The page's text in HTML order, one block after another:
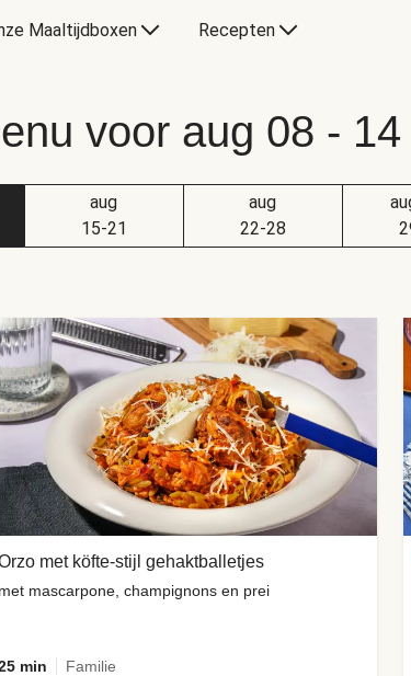
Maaltijdboxen Recepten
voor aug 08 - 14
aug
15-21
aug
22-28
met köfte-stijl gehaktballetjes
met mascarpone, champignons en prei
min Familie